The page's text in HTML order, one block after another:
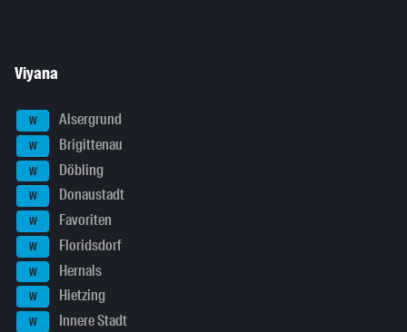
Viyana
W Alsergrund
W Brigittenau
W Döbling
W Donaustadt
W Favoriten
W Floridsdorf
W Hernals
W Hietzing
W Innere Stadt